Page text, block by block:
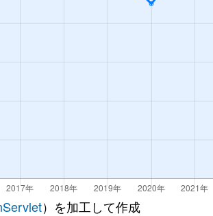
）を加工して作成